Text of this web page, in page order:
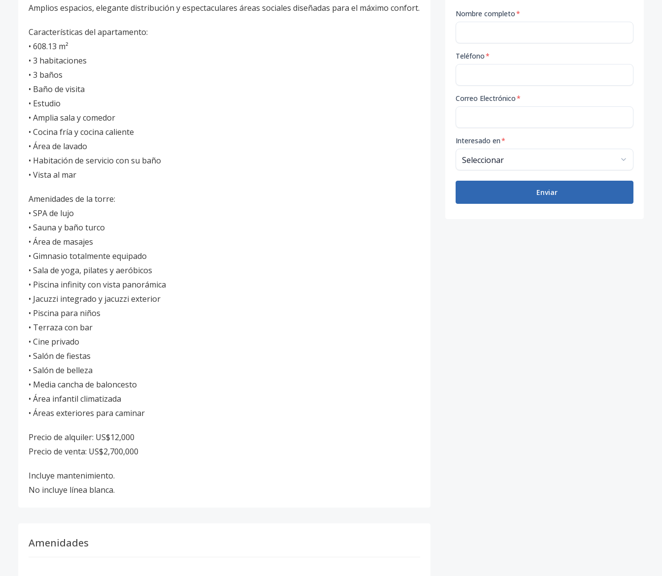
Amplios espacios, elegante distribución y espectaculares áreas sociales diseñadas para el máximo confort.
Características del apartamento:
• 608.13 m²
• 3 habitaciones
• 3 baños
• Baño de visita
• Estudio
• Amplia sala y comedor
• Cocina fría y cocina caliente
• Área de lavado
• Habitación de servicio con su baño
• Vista al mar
Amenidades de la torre:
• SPA de lujo
• Sauna y baño turco
• Área de masajes
• Gimnasio totalmente equipado
• Sala de yoga, pilates y aeróbicos
• Piscina infinity con vista panorámica
• Jacuzzi integrado y jacuzzi exterior
• Piscina para niños
• Terraza con bar
• Cine privado
• Salón de fiestas
• Salón de belleza
• Media cancha de baloncesto
• Área infantil climatizada
• Áreas exteriores para caminar
Precio de alquiler: US$12,000
Precio de venta: US$2,700,000
Incluye mantenimiento.
No incluye línea blanca.
Amenidades
Nombre completo*
Teléfono*
Correo Electrónico*
Interesado en*
Enviar